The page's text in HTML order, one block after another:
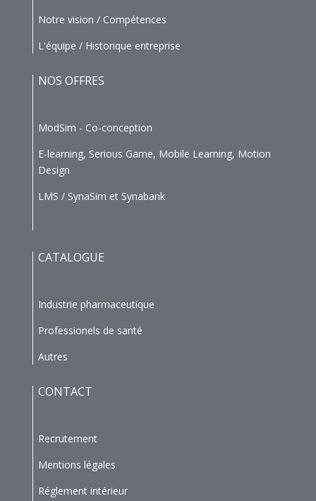
Notre vision / Compétences
L'équipe / Historique entreprise
NOS OFFRES
ModSim - Co-conception
E-learning, Serious Game, Mobile Learning, Motion
Design
LMS / SynaSim et Synabank
CATALOGUE
Industrie pharmaceutique
Professionels de santé
Autres
CONTACT
Recrutement
Mentions légales
Réglement intérieur